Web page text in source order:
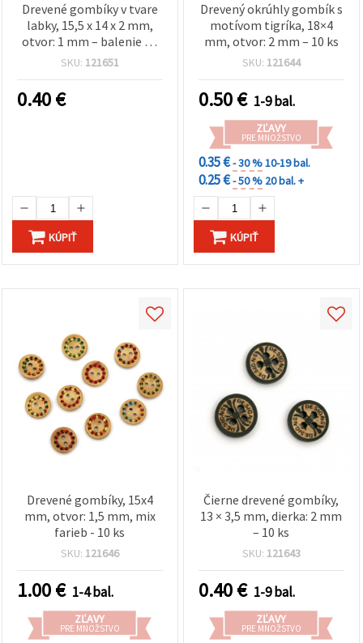
Drevené gombíky v tvare
labky, 15,5 x 14 x 2 mm,
otvor: 1 mm – balenie 10
ks
SKU: 121651
0.40€
KÚPIŤ
Drevený okrúhly gombík s
motívom tigríka, 18×4
mm, otvor: 2 mm – 10 ks
SKU: 121644
0.50€ 1-9 bal.
ZĽAVY
PRE MNOŽSTVO
0.35 €- 30 %10-19 bal.
0.25 €- 50 % 20 bal. +
KÚPIŤ
Drevené gombíky, 15x4
mm, otvor: 1,5 mm, mix
farieb - 10 ks
SKU: 121646
1.00€ 1-4 bal.
ZĽAVY
PRE MNOŽSTVO
Čierne drevené gombíky,
13 × 3,5 mm, dierka: 2 mm
– 10 ks
SKU: 121643
0.40€ 1-9 bal.
ZĽAVY
PRE MNOŽSTVO